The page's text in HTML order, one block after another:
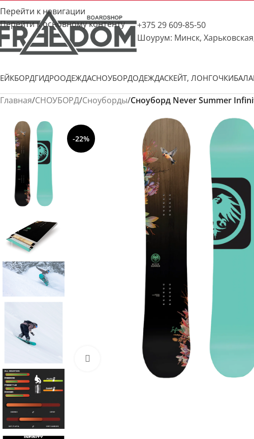
Перейти к навигации
Перейти к основному контенту
+375 29 609-85-50
Шоурум: Минск,
ГИДРООДЕЖДАСНОУБОРДОДЕЖДАСКЕЙТ, ЛОНГОЧКИ
Главная/СНОУБОРД/Сноуборды/Сноуборд Never Summer
-22%
Нажмите, чтобы увеличить